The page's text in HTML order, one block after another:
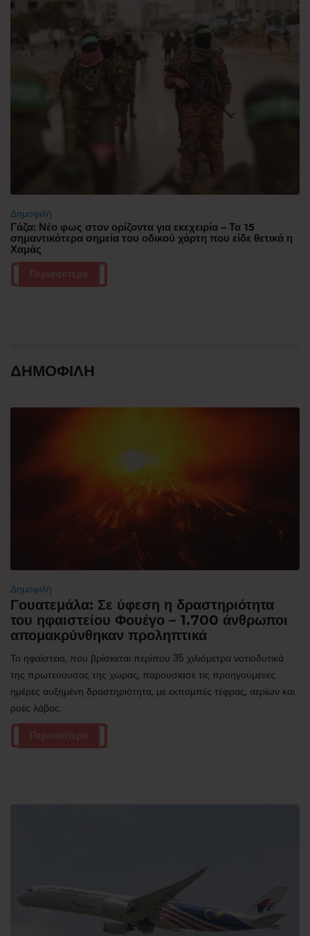
Δημοφιλή
Γάζα: Νέο φως στον ορίζοντα για εκεχειρία – Τα 15
σημαντικότερα σημεία του οδικού χάρτη που είδε θετικά η
Χαμάς
Περισσότερα
ΔΗΜΟΦΙΛΗ
Δημοφιλή
Γουατεμάλα: Σε ύφεση η δραστηριότητα
του ηφαιστείου Φουέγο – 1.700 άνθρωποι
απομακρύνθηκαν προληπτικά
Το ηφαίστειο, που βρίσκεται περίπου 35 χιλιόμετρα νοτιοδυτικά
της πρωτεύουσας της χώρας, παρουσίασε τις προηγούμενες
ημέρες αυξημένη δραστηριότητα, με εκπομπές τέφρας, αερίων και
ροές λάβας.
Περισσότερα